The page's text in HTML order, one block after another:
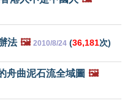
法 🖼️ 2010/8/24 (36,181次)
舟曲泥石流全域圖 🖼️